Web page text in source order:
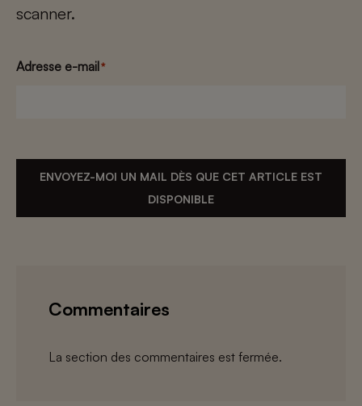
scanner.
Adresse e-mail*
ENVOYEZ-MOI UN MAIL DÈS QUE CET ARTICLE EST
DISPONIBLE
Commentaires
La section des commentaires est fermée.